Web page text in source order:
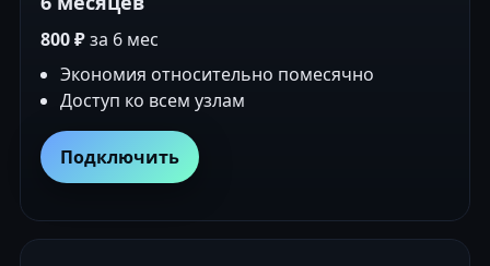
800 ₽за 6 мес
Экономия относительно помесячно
Доступ ко всем узлам
Подключить